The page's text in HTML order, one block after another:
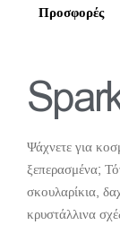
Προσφορές
Ψάχνετε για
ξεπερασμένα;
σκουλαρίκια,
κρυστάλλινα